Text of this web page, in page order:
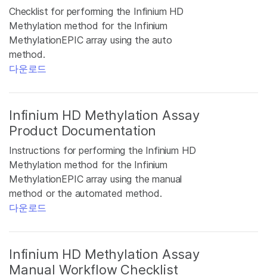
Checklist for performing the Infinium HD
Methylation method for the Infinium
MethylationEPIC array using the auto
method.
다운로드
Infinium HD Methylation Assay
Product Documentation
Instructions for performing the Infinium HD
Methylation method for the Infinium
MethylationEPIC array using the manual
method or the automated method.
다운로드
Infinium HD Methylation Assay
Manual Workflow Checklist